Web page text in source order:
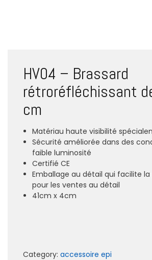
HV04 – Brassard
rétroréfléchissant
cm
Matériau haute visibilité
Sécurité améliorée dans des
faible luminosité
Certifié CE
Emballage au détail qui facilite
pour les ventes au détail
41cm x 4cm
Category: accessoire epi